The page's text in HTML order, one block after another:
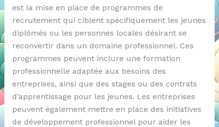
est la mise en place de programmes de
recrutement qui ciblent spécifiquement les jeunes
diplômés ou les personnes locales désirant se
reconvertir dans un domaine professionnel. Ces
programmes peuvent inclure une formation
professionnelle adaptée aux besoins des
entreprises, ainsi que des stages ou des contrats
d’apprentissage pour les jeunes. Les entreprises
peuvent également mettre en place des initiatives
de développement professionnel pour aider les